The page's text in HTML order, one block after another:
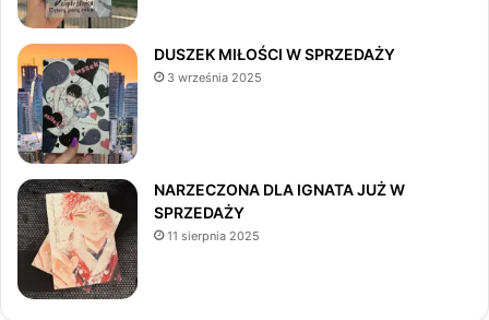
k
DUSZEK MIŁOŚCI W SPRZEDAŻY
3 września 2025
NARZECZONA DLA IGNATA JUŻ W
SPRZEDAŻY
11 sierpnia 2025